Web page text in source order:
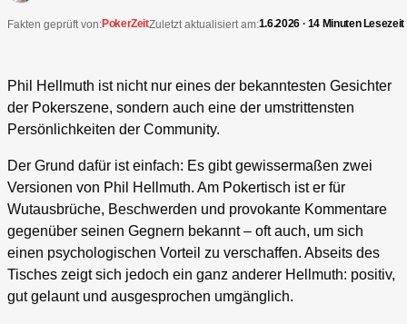
Fakten geprüft von:PokerZeitZuletzt aktualisiert am:1.6.2026 · 14 Minuten Lesezeit
Phil Hellmuth ist nicht nur eines der bekanntesten Gesichter
der Pokerszene, sondern auch eine der umstrittensten
Persönlichkeiten der Community.
Der Grund dafür ist einfach: Es gibt gewissermaßen zwei
Versionen von Phil Hellmuth. Am Pokertisch ist er für
Wutausbrüche, Beschwerden und provokante Kommentare
gegenüber seinen Gegnern bekannt – oft auch, um sich
einen psychologischen Vorteil zu verschaffen. Abseits des
Tisches zeigt sich jedoch ein ganz anderer Hellmuth: positiv,
gut gelaunt und ausgesprochen umgänglich.